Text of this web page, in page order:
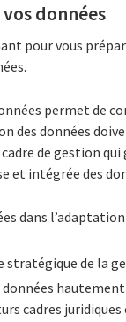
données
pour vous
permet
des données
de gestion
et intégrée des
dans
stratégique de la
données
cadres